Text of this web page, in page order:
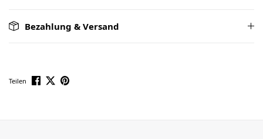
Bezahlung & Versand
Teilen